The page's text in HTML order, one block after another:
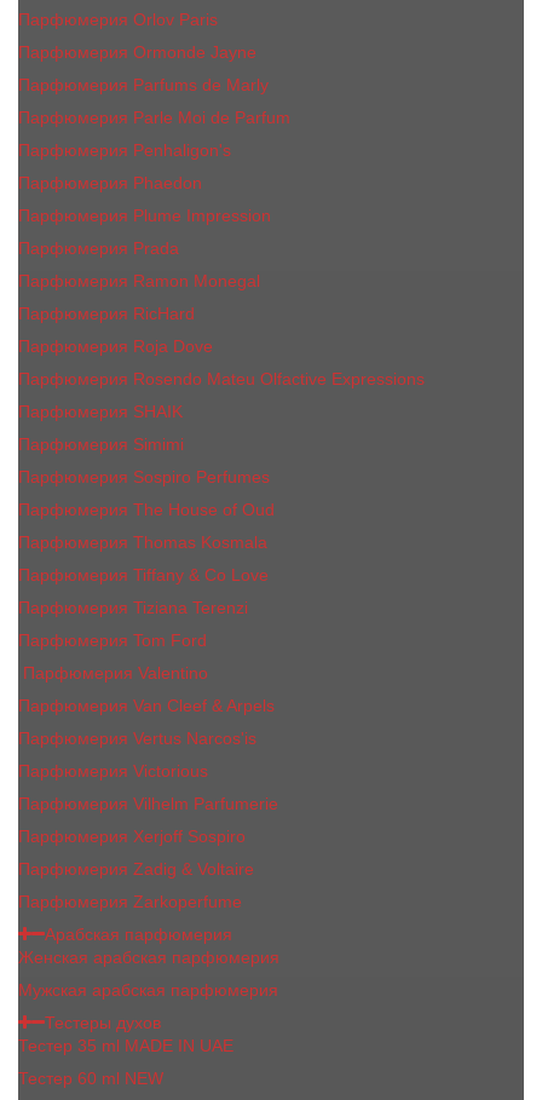
Парфюмерия Orlov Paris
Парфюмерия Ormonde Jayne
Парфюмерия Parfums de Marly
Парфюмерия Parle Moi de Parfum
Парфюмерия Penhaligon's
Парфюмерия Phaedon
Парфюмерия Plume Impression
Парфюмерия Prada
Парфюмерия Ramon Monegal
Парфюмерия RicHard
Парфюмерия Roja Dove
Парфюмерия Rosendo Mateu Olfactive Expressions
Парфюмерия SHAIK
Парфюмерия Simimi
Парфюмерия Sospiro Perfumes
Парфюмерия The House of Oud
Парфюмерия Thomas Kosmala
Парфюмерия Tiffany & Co Love
Парфюмерия Tiziana Terenzi
Парфюмерия Tom Ford
Парфюмерия Valentino
Парфюмерия Van Cleef & Arpels
Парфюмерия Vertus Narcos'is
Парфюмерия Victorious
Парфюмерия Vilhelm Parfumerie
Парфюмерия Xerjoff Sospiro
Парфюмерия Zadig & Voltaire
Парфюмерия Zarkoperfume
Арабская парфюмерия
Женская арабская парфюмерия
Мужская арабская парфюмерия
Тестеры духов
Тестер 35 ml MADE IN UAE
Тестер 60 ml NEW